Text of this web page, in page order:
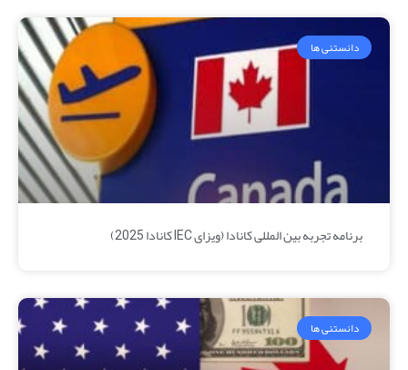
دانستنی ها
برنامه تجربه بین‌ المللی کانادا (ویزای IEC کانادا 2025)
دانستنی ها